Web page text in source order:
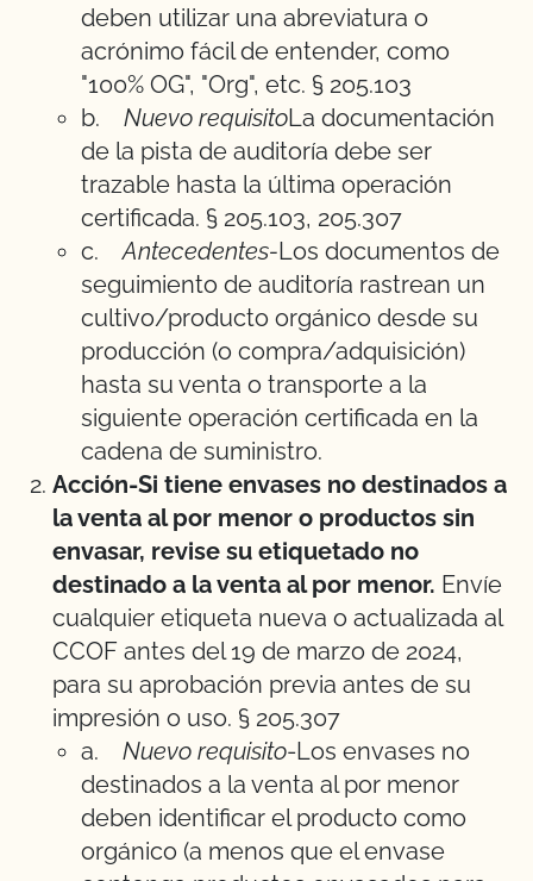
deben utilizar una abreviatura o
acrónimo fácil de entender, como
"100% OG", "Org", etc. § 205.103
b. Nuevo requisitoLa documentación
de la pista de auditoría debe ser
trazable hasta la última operación
certificada. § 205.103, 205.307
c.
Antecedentes-Los documentos de
seguimiento de auditoría rastrean un
cultivo/producto orgánico desde su
producción (o compra/adquisición)
hasta su venta o transporte a la
siguiente operación certificada en la
cadena de suministro.
Acción-Si tiene envases no destinados a
la venta al por menor o productos sin
envasar, revise su etiquetado no
destinado a la venta al por menor. Envíe
cualquier etiqueta nueva o actualizada al
CCOF antes del 19 de marzo de 2024,
para su aprobación previa antes de su
impresión o uso. § 205.307
a. Nuevo requisito-Los envases no
destinados a la venta al por menor
deben identificar el producto como
orgánico (a menos que el envase